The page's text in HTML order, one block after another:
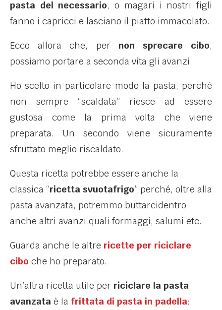
pasta del necessario, o magari i nostri figli
fanno i capricci e lasciano il piatto immacolato.
Ecco allora che, per non sprecare cibo,
possiamo portare a seconda vita gli avanzi.
Ho scelto in particolare modo la pasta, perché
non sempre “scaldata” riesce ad essere
gustosa come la prima volta che viene
preparata. Un secondo viene sicuramente
sfruttato meglio riscaldato.
Questa ricetta potrebbe essere anche la
classica “ricetta svuotafrigo” perché, oltre alla
pasta avanzata, potremmo buttarcidentro
anche altri avanzi quali formaggi, salumi etc.
Guarda anche le altre ricette per riciclare
cibo che ho preparato.
Un’altra ricetta utile per riciclare la pasta
avanzata è la frittata di pasta in padella: